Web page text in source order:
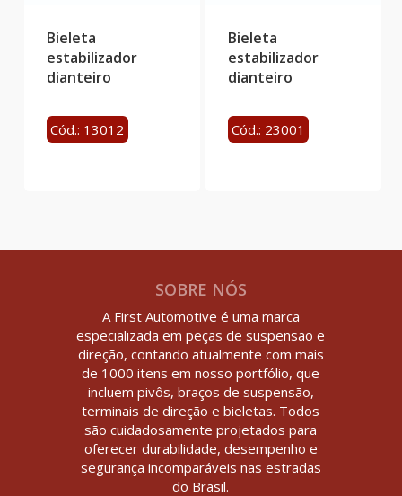
Bieleta
estabilizador
dianteiro
Cód.: 13012
Bieleta
estabilizador
dianteiro
Cód.: 23001
SOBRE NÓS
A First Automotive é uma marca
especializada em peças de suspensão e
direção, contando atualmente com mais
de 1000 itens em nosso portfólio, que
incluem pivôs, braços de suspensão,
terminais de direção e bieletas. Todos
são cuidadosamente projetados para
oferecer durabilidade, desempenho e
segurança incomparáveis nas estradas
do Brasil.